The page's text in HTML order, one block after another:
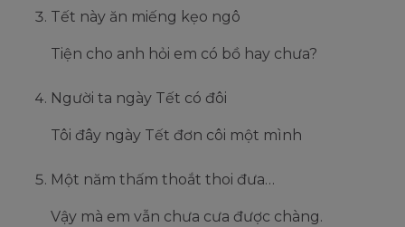
Tết này ăn miếng kẹo ngô
Tiện cho anh hỏi em có bồ hay chưa?
Người ta ngày Tết có đôi
Tôi đây ngày Tết đơn côi một mình
Một năm thấm thoắt thoi đưa…
Vậy mà em vẫn chưa cưa được chàng.